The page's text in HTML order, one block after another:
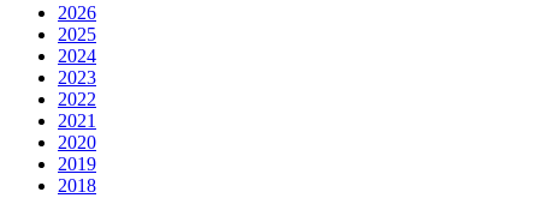
2026
2025
2024
2023
2022
2021
2020
2019
2018